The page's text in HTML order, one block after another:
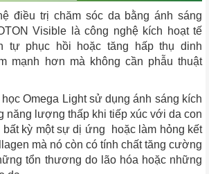
điều trị chăm sóc da bằng ánh sáng
Visible là công nghệ kích hoạt tế
tự phục hồi hoặc tăng hấp thụ dinh
mạnh hơn mà không cần phẫu thuật
Omega Light sử dụng ánh sáng kích
năng lượng thấp khi tiếp xúc với da con
kỳ một sự dị ứng hoặc làm hỏng kết
mà nó còn có tính chất tăng cường
tổn thương do lão hóa hoặc những